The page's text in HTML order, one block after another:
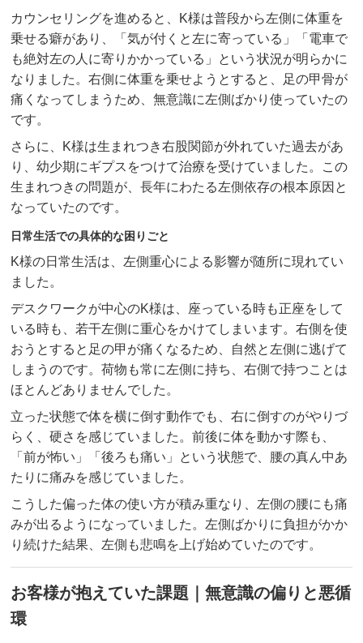
▲GooglPlayはこちらから
カウンセリングを進めると、K様は普段から左側に体重を
乗せる癖があり、「気が付くと左に寄っている」「電車で
も絶対左の人に寄りかかっている」という状況が明らかに
なりました。右側に体重を乗せようとすると、足の甲骨が
痛くなってしまうため、無意識に左側ばかり使っていたの
です。
さらに、K様は生まれつき右股関節が外れていた過去があ
り、幼少期にギプスをつけて治療を受けていました。この
生まれつきの問題が、長年にわたる左側依存の根本原因と
なっていたのです。
日常生活での具体的な困りごと
K様の日常生活は、左側重心による影響が随所に現れてい
ました。
デスクワークが中心のK様は、座っている時も正座をして
いる時も、若干左側に重心をかけてしまいます。右側を使
おうとすると足の甲が痛くなるため、自然と左側に逃げて
しまうのです。荷物も常に左側に持ち、右側で持つことは
ほとんどありませんでした。
立った状態で体を横に倒す動作でも、右に倒すのがやりづ
らく、硬さを感じていました。前後に体を動かす際も、
「前が怖い」「後ろも痛い」という状態で、腰の真ん中あ
たりに痛みを感じていました。
こうした偏った体の使い方が積み重なり、左側の腰にも痛
みが出るようになっていました。左側ばかりに負担がかか
り続けた結果、左側も悲鳴を上げ始めていたのです。
お客様が抱えていた課題｜無意識の偏りと悪循
環